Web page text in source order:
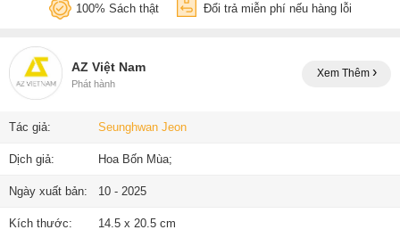
100% Sách thật Đổi trả miễn phí nếu hàng lỗi
AZ Việt Nam
Phát hành
Xem Thêm
Tác giả: Seunghwan Jeon
Dịch giả: Hoa Bốn Mùa;
Ngày xuất bản: 10 - 2025
Kích thước: 14.5 x 20.5 cm